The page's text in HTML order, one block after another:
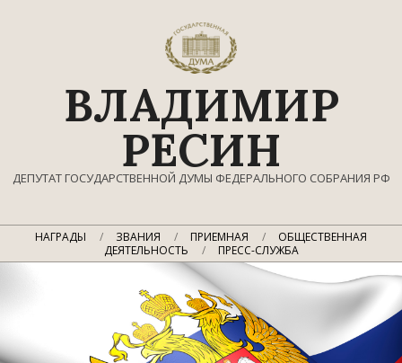
ВЛАДИМИР
РЕСИН
ДЕПУТАТ ГОСУДАРСТВЕННОЙ ДУМЫ ФЕДЕРАЛЬНОГО СОБРАНИЯ РФ
Главное
НАГРАДЫ ЗВАНИЯ ПРИЕМНАЯ
ОБЩЕСТВЕННАЯ
ДЕЯТЕЛЬНОСТЬ
ПРЕСС-СЛУЖБА